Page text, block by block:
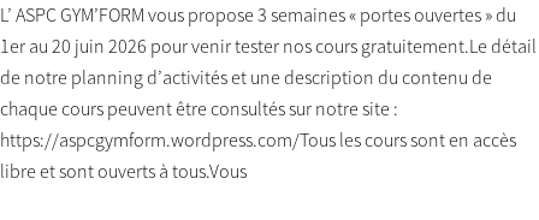
L’ ASPC GYM’FORM vous propose 3 semaines « portes ouvertes » du
1er au 20 juin 2026 pour venir tester nos cours gratuitement.Le détail
de notre planning d’activités et une description du contenu de
chaque cours peuvent être consultés sur notre site :
https://aspcgymform.wordpress.com/Tous les cours sont en accès
libre et sont ouverts à tous.Vous